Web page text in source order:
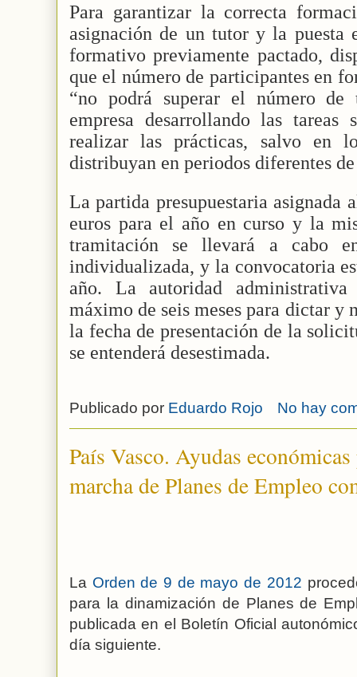
Para garantizar la correcta
asignación de un tutor y la puesta
formativo previamente pactado,
que el número de participantes en
“no podrá superar el número de
empresa desarrollando las
realizar las prácticas, salvo en
distribuyan en periodos diferentes
La partida presupuestaria asignada
euros para el año en curso y la
tramitación se llevará a cabo
individualizada, y la convocatoria
año. La autoridad
máximo de seis meses para dictar y
la fecha de presentación de la
se entenderá desestimada.
Publicado por Eduardo Rojo No hay
País Vasco. Ayudas
marcha de Planes de Empleo
La Orden de 9 de mayo de 2012
para la dinamización de Planes de
publicada en el Boletín Oficial
día siguiente.